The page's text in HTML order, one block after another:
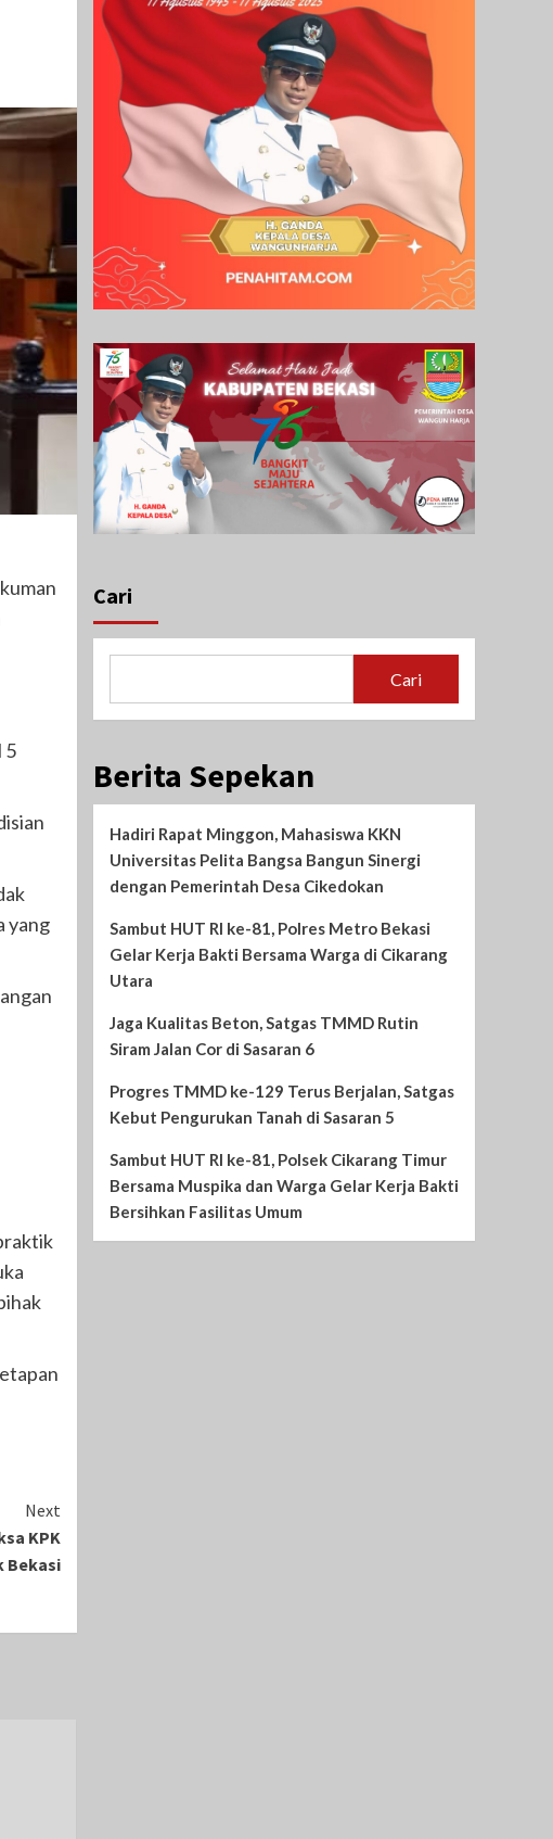
5
yang
Next
KPK
Bekasi
Cari
Cari
Berita Sepekan
Hadiri Rapat Minggon, Mahasiswa KKN
Universitas Pelita Bangsa Bangun Sinergi
dengan Pemerintah Desa Cikedokan
Sambut HUT RI ke-81, Polres Metro Bekasi
Gelar Kerja Bakti Bersama Warga di Cikarang
Utara
Jaga Kualitas Beton, Satgas TMMD Rutin
Siram Jalan Cor di Sasaran 6
Progres TMMD ke-129 Terus Berjalan, Satgas
Kebut Pengurukan Tanah di Sasaran 5
Sambut HUT RI ke-81, Polsek Cikarang Timur
Bersama Muspika dan Warga Gelar Kerja Bakti
Bersihkan Fasilitas Umum